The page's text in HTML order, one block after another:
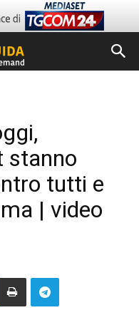
stanno
tutti e
| video